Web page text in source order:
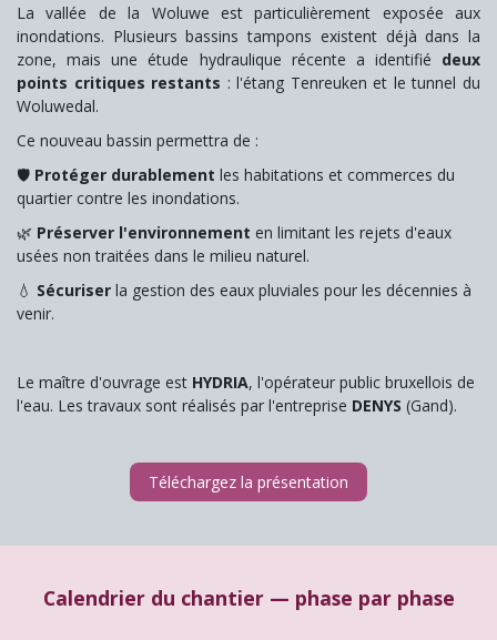
La vallée de la Woluwe est particulièrement exposée aux
inondations. Plusieurs bassins tampons existent déjà dans la
zone, mais une étude hydraulique récente a identifié deux
points critiques restants : l'étang Tenreuken et le tunnel du
Woluwedal.
Ce nouveau bassin permettra de :
🛡️ Protéger durablement les habitations et commerces du
quartier contre les inondations.
🌿 Préserver l'environnement en limitant les rejets d'eaux
usées non traitées dans le milieu naturel.
💧 Sécuriser la gestion des eaux pluviales pour les décennies à
venir.
Le maître d'ouvrage est HYDRIA, l'opérateur public bruxellois de
l'eau. Les travaux sont réalisés par l'entreprise DENYS (Gand).
Téléchargez la présentation
Calendrier du chantier — phase par phase